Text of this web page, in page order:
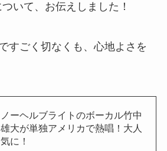
いて、お伝えしました！
すごく切なくも、心地よさを
ノーヘルブライトのボーカル竹中
雄大が単独アメリカで熱唱！大人
気に！